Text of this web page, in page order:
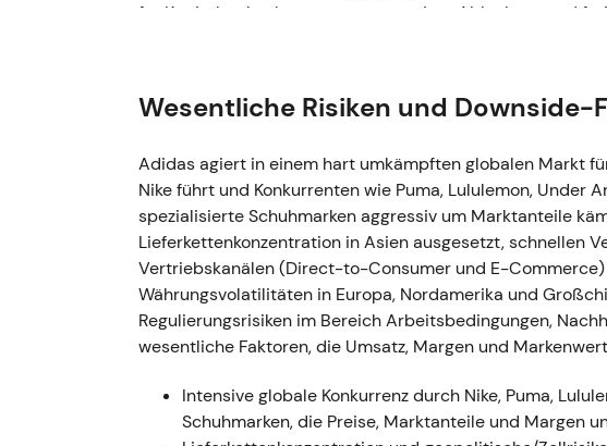
für Kapitalrückgaben gewertet; weniger Ablenkung und
Wachstumsgeschichte. - Kurzfristiger positiver
---
März 2022 — Russland-Geschäft ausgesetzt, später
- adidas setzt Filialen und E-Commerce in Russland nach
und stellt den Betrieb später vollständig ein; das
rund 100–250 Mio. Euro geschätzt[37], [39] ,[40]. - Die
unmittelbaren Ergebnistreffer und operativen
Einmalkosten zu beziffern, akzeptierten den Schritt aus
- Kursrückgang mit erhöhter Volatilität, da der Markt das
Wesentliche Risiken und Downside-
Adidas agiert in einem hart umkämpften globalen Markt
Nike führt und Konkurrenten wie Puma, Lululemon, Under
spezialisierte Schuhmarken aggressiv um Marktanteile
Lieferkettenkonzentration in Asien ausgesetzt, schnellen
Vertriebskanälen (Direct-to-Consumer und E-
Währungsvolatilitäten in Europa, Nordamerika und
Regulierungsrisiken im Bereich Arbeitsbedingungen,
wesentliche Faktoren, die Umsatz, Margen und
Intensive globale Konkurrenz durch Nike, Puma,
Schuhmarken, die Preise, Marktanteile und Margen